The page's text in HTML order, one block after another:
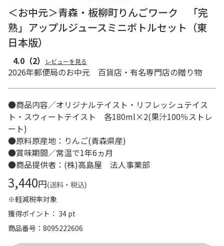
＜お中元＞青森・板柳町りんごワーク 「完
熟」アップルジュースミニボトルセット（東
日本版）
4.0 （2） レビューを見る
2026年郵便局のお中元 百貨店・有名専門店の贈り物
●商品内容／オリジナルテイスト・リフレッシュテイス
ト・スウィートテイスト 各180ml×2(果汁100％ストレ
ート)
●原料原産地：りんご(青森県産)
●賞味期間／常温で1年6ヵ月
●商品提供者：(株)高島屋 法人事業部
3,440円(送料・税込)
※軽減税率対象
獲得ポイント： 34 pt
商品番号
8095222606